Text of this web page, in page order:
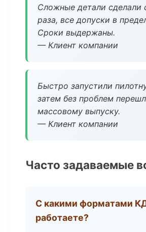
Сложные детали сделали
раза, все допуски в
Сроки выдержаны.
— Клиент компании
Быстро запустили
затем без проблем
массовому выпуску.
— Клиент компании
Часто задаваемые
С какими форматами
работаете?